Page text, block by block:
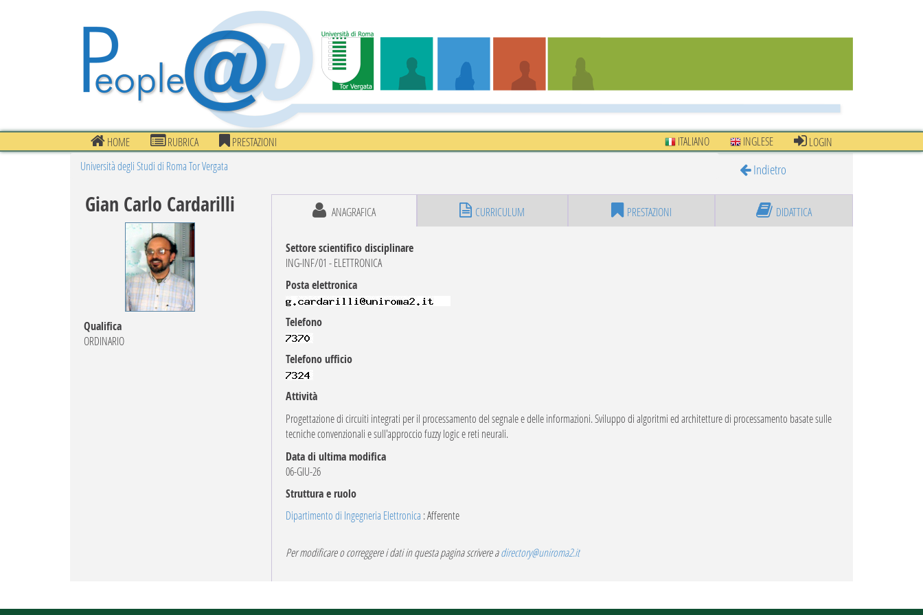
HOME RUBRICA PRESTAZIONI ITALIANO INGLESE
LOGIN
Università degli Studi di Roma Tor Vergata
Indietro
Gian Carlo Cardarilli
Qualifica
ORDINARIO
ANAGRAFICA CURRICULUM PRESTAZIONI DIDATTICA
Settore scientifico disciplinare
ING-INF/01 - ELETTRONICA
Posta elettronica
Telefono
Telefono ufficio
Attività
Progettazione di circuiti integrati per il processamento del segnale e delle informazioni. Sviluppo di algoritmi ed architetture di processamento basate sulle
tecniche convenzionali e sull'approccio fuzzy logic e reti neurali.
Data di ultima modifica
06-GIU-26
Struttura e ruolo
Dipartimento di Ingegneria Elettronica : Afferente
Per modificare o correggere i dati in questa pagina scrivere adirectory@uniroma2.it